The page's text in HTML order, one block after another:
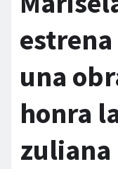
una
honra
zuliana